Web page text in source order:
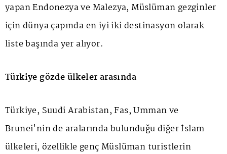
yapan Endonezya ve Malezya, Müslüman gezginler
için dünya çapında en iyi iki destinasyon olarak
liste başında yer alıyor.
Türkiye gözde ülkeler arasında
Türkiye, Suudi Arabistan, Fas, Umman ve
Brunei'nin de aralarında bulunduğu diğer İslam
ülkeleri, özellikle genç Müslüman turistlerin